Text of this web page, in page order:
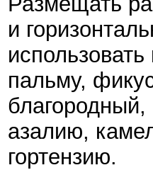
и
пальму,
благородный,
азалию,
гортензию.